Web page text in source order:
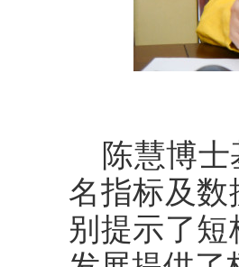
陈慧博
名指标及
别提示了